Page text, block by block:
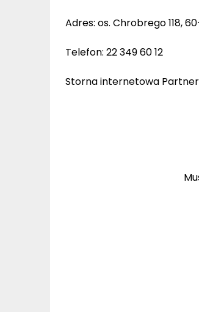
Adres: os. Chrobrego 118,
Telefon: 22 349 60 12
Storna internetowa